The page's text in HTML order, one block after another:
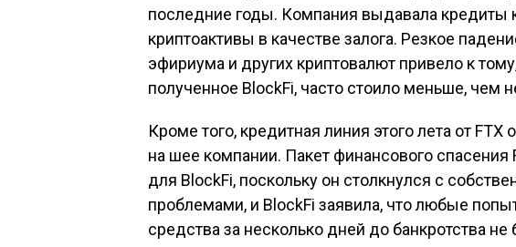
последние годы. Компания выдавала кредиты
криптоактивы в качестве залога. Резкое
эфириума и других криптовалют привело к
полученное BlockFi, часто стоило меньше, чем
Кроме того, кредитная линия этого лета от
на шее компании. Пакет финансового
для BlockFi, поскольку он столкнулся с
проблемами, и BlockFi заявила, что любые
средства за несколько дней до банкротства